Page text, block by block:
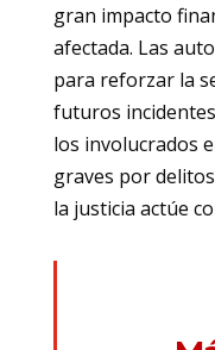
gran impacto
afectada. Las
para reforzar la
futuros
los involucrados
graves por
la justicia actúe